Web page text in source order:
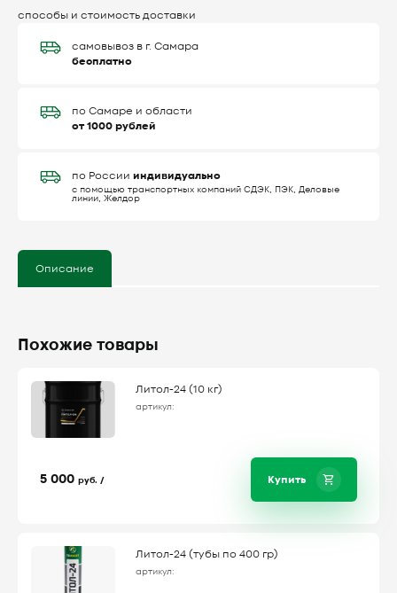
способы и стоимость доставки
самовывоз в г. Самара
бесплатно
по Самаре и области
от 1000 рублей
по России индивидуально
с помощью транспортных компаний СДЭК, ПЭК, Деловые
линии, Желдор
Описание
Похожие товары
Литол-24 (10 кг)
артикул:
5 000 руб. / Купить
Литол-24 (тубы по 400 гр)
артикул: